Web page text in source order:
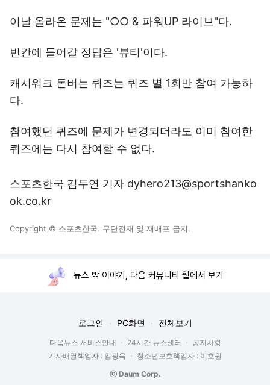
이날 올라온 문제는 "○○ & 파워UP 라이브"다.
빈칸에 들어갈 정답은 '뷰티'이다.
캐시워크 돈버는 퀴즈는 퀴즈 별 1회만 참여 가능하
다.
참여했던 퀴즈에 문제가 변경되더라도 이미 참여한
퀴즈에는 다시 참여할 수 없다.
스포츠한국 김두연 기자 dyhero213@sportshanko
ok.co.kr
Copyright © 스포츠한국. 무단전재 및 재배포 금지.
뉴스 밖 이야기, 다음 커뮤니티 웹에서 보기
로그인 PC화면 전체보기
다음뉴스 서비스안내 24시간 뉴스센터
공지사항
기사배열책임자 : 임광욱
청소년보호책임자 : 이호원
ⓒ Daum Corp.